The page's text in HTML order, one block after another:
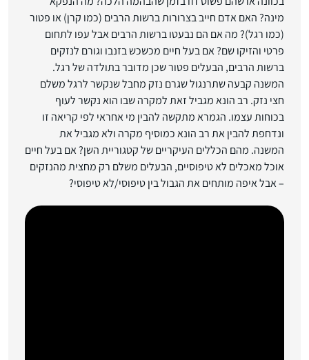
מינה? האם אדם חייב בצרורות ברשות הרבים (כמו קרן) או פטור
(כמו רגל)? מה אם הם נבעטו ברשות הרבים אבל עפו לתחום
פרטי והזיקו שם? אם בעל חיים מכשכש בזנבו וגורם לנזקים
ברשות הרבים, הבעלים פטור שכן מדובר בתולדה של רגל.
המשנה קבעה שתרנגול שגרם נזק מחבל שנקשר לרגל משלם
חצי נזק. רב הונא מגביל זאת למקרה שבו הוא נקשר לעוף
בכוחות עצמו. הגמרא מתקשה להבין מי אחראי לפי קריאה זו
ונדחפת להבין את רב הונא כמוסיף מקרה ולא מגביל את
המשנה. מהם הכללים העיקריים של קטגוריית השן? אם בעל חיים
אוכל מאכלים לא טיפוסיים, הבעלים משלם רק מחצית מהנזקים
– אבל איפה מותחים את הגבול בין טיפוסי/לא טיפוסי?